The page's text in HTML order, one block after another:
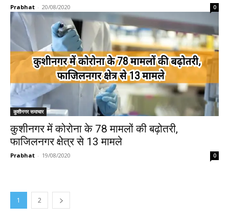
Prabhat - 20/08/2020 0
कुशीनगर समाचार
कुशीनगर में कोरोना के 78 मामलों की बढ़ोतरी,
फाजिलनगर क्षेत्र से 13 मामले
Prabhat - 19/08/2020 0
1 2